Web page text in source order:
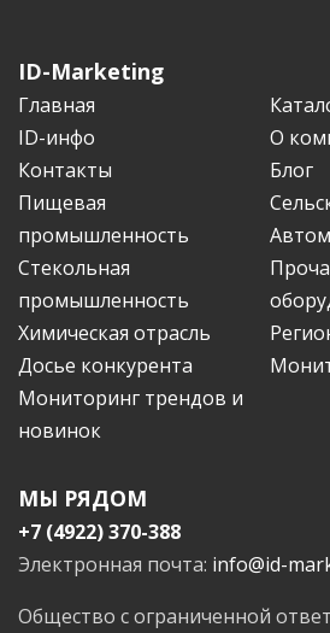
ID-Marketing
Главная
ID-инфо
О
Контакты
Блог
Пищевая
промышленность
Стекольная
промышленность
Химическая отрасль
Досье конкурента
Мониторинг трендов и
новинок
МЫ РЯДОМ
+7 (4922) 370-388
Электронная почта: info@id-
Общество с ограниченной